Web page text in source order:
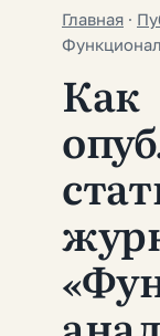
Главная ·
Как